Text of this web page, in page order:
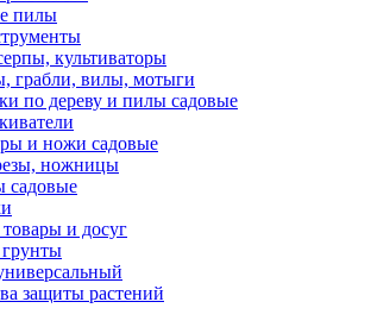
пилы
культиваторы
грабли, вилы, мотыги
по дереву и пилы садовые
и ножи садовые
ножницы
садовые
и досуг
защиты растений